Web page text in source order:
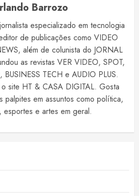
Barrozo
especializado em tecnologia
de publicações como VIDEO
além de colunista do JORNAL
as revistas VER VIDEO, SPOT,
TECH e AUDIO PLUS.
site HT & CASA DIGITAL. Gosta
palpites em assuntos como política,
esportes e artes em geral.